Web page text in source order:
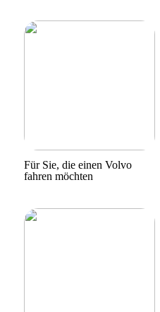
Für Sie, die einen Volvo
fahren möchten